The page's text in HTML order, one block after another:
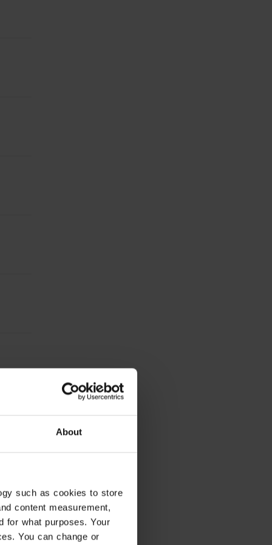
About
such as cookies to store
content measurement,
for what purposes. Your
You can change or